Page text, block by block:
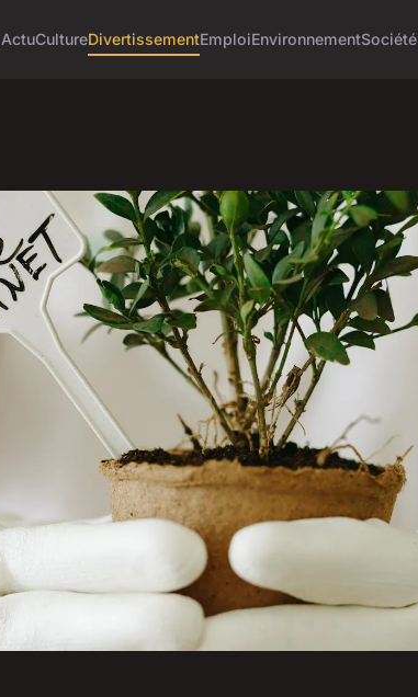
ActuCultureDivertissementEmploiEnvironnementSociété